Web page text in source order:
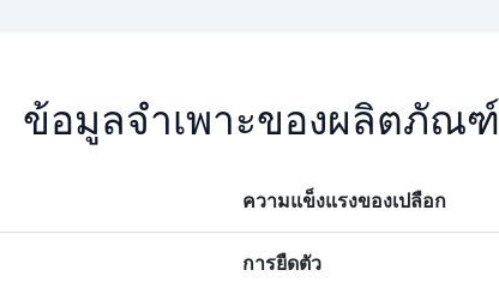
ข้อมูลจำเพาะของผลิตภัณฑ์
ความแข็งแรงของเปลือก
การยืดตัว